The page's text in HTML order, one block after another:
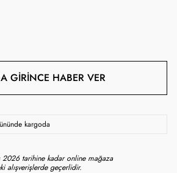
GIRINCE HABER VER
kargoda
tarihine kadar online mağaza
alışverişlerde geçerlidir.